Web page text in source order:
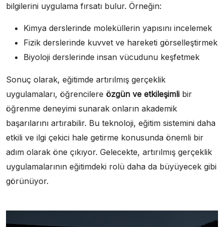
bilgilerini uygulama fırsatı bulur. Örneğin:
Kimya derslerinde moleküllerin yapısını incelemek
Fizik derslerinde kuvvet ve hareketi görselleştirmek
Biyoloji derslerinde insan vücudunu keşfetmek
Sonuç olarak, eğitimde artırılmış gerçeklik
uygulamaları, öğrencilere özgün ve etkileşimli bir
öğrenme deneyimi sunarak onların akademik
başarılarını artırabilir. Bu teknoloji, eğitim sistemini daha
etkili ve ilgi çekici hale getirme konusunda önemli bir
adım olarak öne çıkıyor. Gelecekte, artırılmış gerçeklik
uygulamalarının eğitimdeki rolü daha da büyüyecek gibi
görünüyor.